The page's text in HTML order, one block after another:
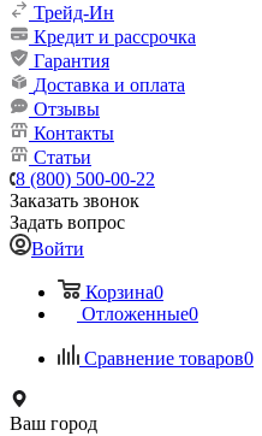
Трейд-Ин
Кредит и рассрочка
Гарантия
Доставка и оплата
Отзывы
Контакты
Статьи
8 (800) 500-00-22
Заказать звонок
Задать вопрос
Войти
Корзина0
Отложенные0
Сравнение товаров0
Ваш город